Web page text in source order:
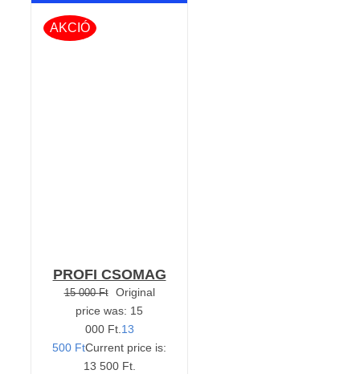
AKCIÓ
PROFI CSOMAG
15 000Ft
Original
price was: 15
000 Ft. 13
500 FtCurrent price is:
13 500 Ft.